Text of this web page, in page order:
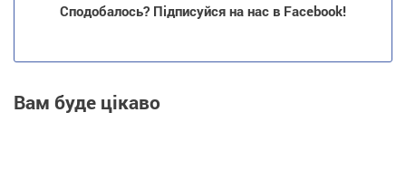
Сподобалось? Підписуйся на нас в Facebook!
Вам буде цікаво